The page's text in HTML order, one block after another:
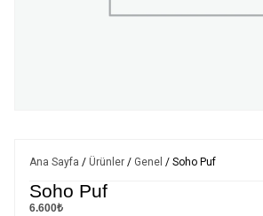
Ana Sayfa / Ürünler / Genel / Soho Puf
Soho Puf
6.600₺